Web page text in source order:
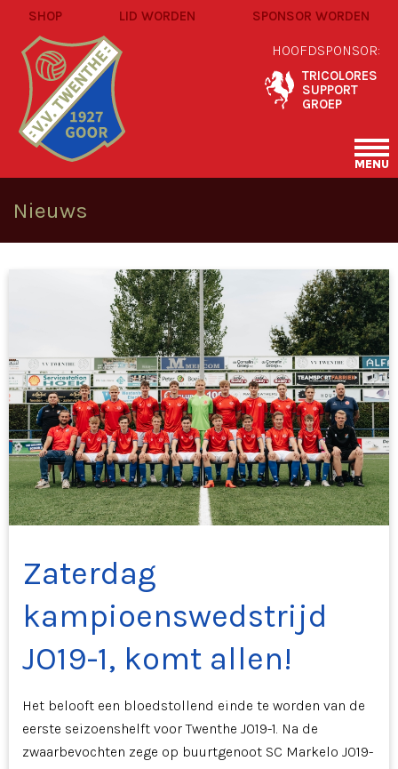
SHOP LID WORDEN SPONSOR WORDEN
HOOFDSPONSOR:
TRICOLORES
SUPPORT
GROEP
MENU
Nieuws
Zaterdag
kampioenswedstrijd
JO19-1, komt allen!
Het belooft een bloedstollend einde te worden van de
eerste seizoenshelft voor Twenthe JO19-1. Na de
zwaarbevochten zege op buurtgenoot SC Markelo JO19-